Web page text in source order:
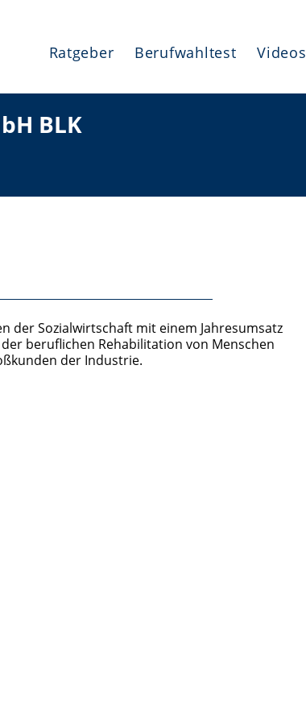
Ratgeber Berufwahltest Videos
BLK
der Sozialwirtschaft mit einem Jahresumsatz
beruflichen Rehabilitation von Menschen
der Industrie.